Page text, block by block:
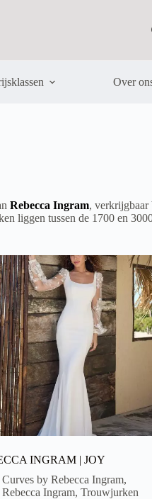
Over
Rebecca Ingram,
liggen tussen de 1700 en
INGRAM | JOY
Curves by Rebecca Ingram,
Rebecca Ingram, Trouwjurken